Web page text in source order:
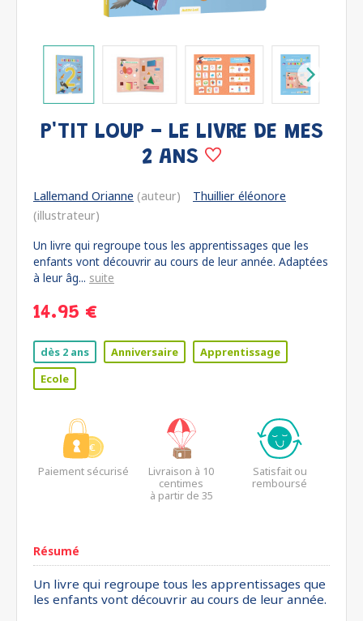
P'TIT LOUP - LE LIVRE DE MES
2 ANS
Lallemand Orianne (auteur)
Thuillier éléonore
(illustrateur)
Un livre qui regroupe tous les apprentissages que les
enfants vont découvrir au cours de leur année. Adaptées
à leur âg... suite
14.95 €
dès 2 ans Anniversaire
Apprentissage
Ecole
Paiement sécurisé
Livraison à 10
centimes
à partir de 35
Satisfait ou
remboursé
Résumé
Un livre qui regroupe tous les apprentissages que
les enfants vont découvrir au cours de leur année.